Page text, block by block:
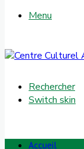
Menu
Rechercher
Switch skin
Accueil